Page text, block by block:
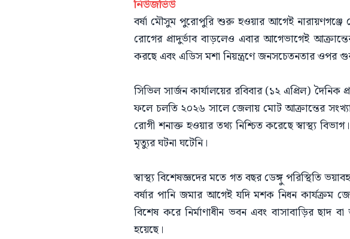
নিউজভিউ
বর্ষা মৌসুম পুরোপুরি শুরু হওয়ার আগেই নারায়ণগঞ্জে
রোগের প্রাদুর্ভাব বাড়লেও এবার আগেভাগেই
করছে এবং এডিস মশা নিয়ন্ত্রণে জনসচেতনতার ওপর
সিভিল সার্জন কার্যালয়ের রবিবার (১২ এপ্রিল)
ফলে চলতি ২০২৬ সালে জেলায় মোট আক্রান্তের সংখ্যা
রোগী শনাক্ত হওয়ার তথ্য নিশ্চিত করেছে স্বাস্থ্য
মৃত্যুর ঘটনা ঘটেনি।
স্বাস্থ্য বিশেষজ্ঞদের মতে গত বছর ডেঙ্গু পরিস্থিতি
বর্ষার পানি জমার আগেই যদি মশক নিধন কার্যক্রম
বিশেষ করে নির্মাণাধীন ভবন এবং বাসাবাড়ির ছাদ
হয়েছে।